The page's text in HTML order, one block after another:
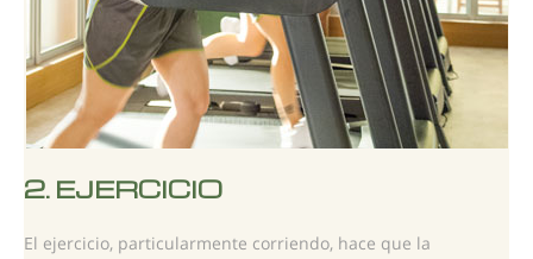
2. EJERCICIO
El ejercicio, particularmente corriendo, hace que la